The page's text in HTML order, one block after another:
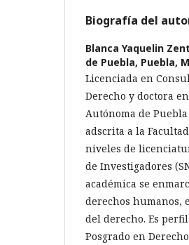
Biografía del
Blanca Yaquelin
de Puebla, Puebla,
Licenciada en
Derecho y doctora
Autónoma de
adscrita a la
niveles de
de Investigadores
académica se
derechos humanos,
del derecho. Es
Posgrado en